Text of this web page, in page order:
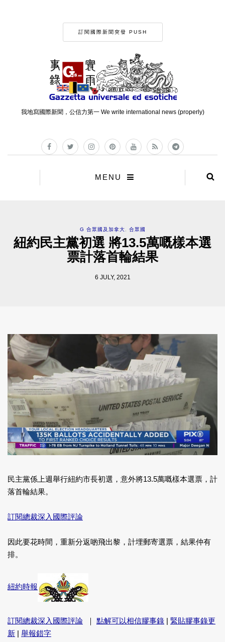
訂閱國際新聞突發 PUSH
我地寫國際新聞，公信力第一 We write international news (properly)
MENU
G 合眾國及加拿大 合眾國
紐約民主黨初選 將13.5萬嘅樣本選
票計落首輪結果
6 JULY, 2021
民主黨係上週舉行紐約市長初選，意外將13.5萬嘅樣本選票，計
落首輪結果。
訂閱總裁深入國際評論
因此要花時間，重新分返啲飛出黎，計埋郵寄選票，結果仲有
排。
紐約時報
訂閱總裁深入國際評論 點解可以相信膠事錄
緊貼膠事錄更
新
舉報錯字